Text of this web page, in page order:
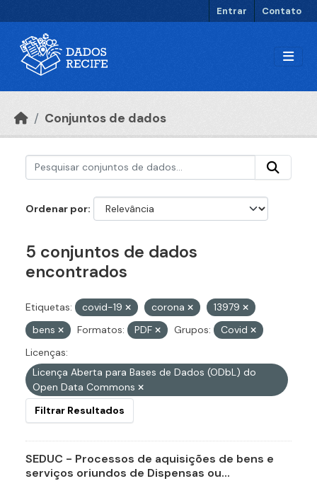
Entrar Contato
Conjuntos de dados
Ordenar por
5 conjuntos de dados
encontrados
Etiquetas: covid-19 corona
13979
bens
Formatos: PDF Grupos:
Covid
Licenças:
Licença Aberta para Bases de Dados (ODbL) do
Open Data Commons
Filtrar Resultados
SEDUC - Processos de aquisições de bens e
serviços oriundos de Dispensas ou...